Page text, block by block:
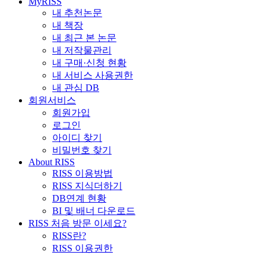
내 추천논문
내 책장
내 최근 본 논문
내 저작물관리
내 구매·신청 현황
내 서비스 사용권한
내 관심 DB
회원서비스
회원가입
로그인
아이디 찾기
비밀번호 찾기
About RISS
RISS 이용방법
RISS 지식더하기
DB연계 현황
BI 및 배너 다운로드
RISS 처음 방문 이세요?
RISS란?
RISS 이용권한